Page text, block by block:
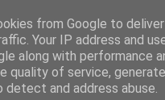
from Google to
Your IP address and
along with performance
quality of service,
and address abuse.